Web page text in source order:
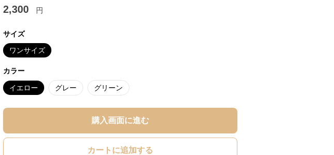
2,300 円
サイズ
ワンサイズ
カラー
イエロー グレー グリーン
購入画面に進む
カートに追加する